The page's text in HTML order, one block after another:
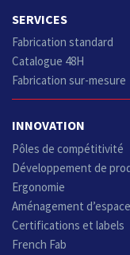
SERVICES
Fabrication standard
Catalogue 48H
Fabrication sur-mesure
INNOVATION
Pôles de compétitivité
Développement de
Ergonomie
Aménagement
Certifications et labels
French Fab